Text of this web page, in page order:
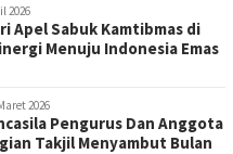
2026
Apel Sabuk Kamtibmas di
Menuju Indonesia Emas
2026
Pengurus Dan Anggota
Takjil Menyambut Bulan